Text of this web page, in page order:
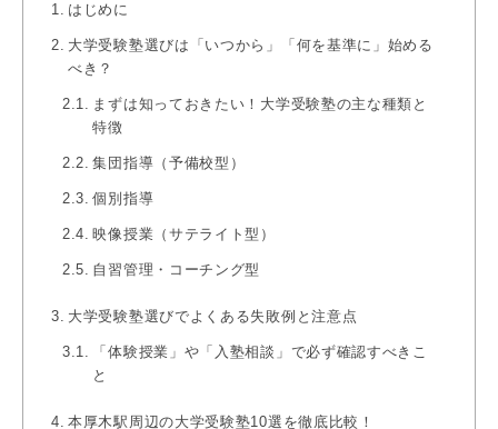
はじめに
大学受験塾選びは「いつから」「何を基準に」始める
べき？
まずは知っておきたい！大学受験塾の主な種類と
特徴
集団指導（予備校型）
個別指導
映像授業（サテライト型）
自習管理・コーチング型
大学受験塾選びでよくある失敗例と注意点
「体験授業」や「入塾相談」で必ず確認すべきこ
と
本厚木駅周辺の大学受験塾10選を徹底比較！